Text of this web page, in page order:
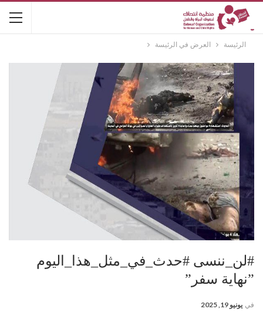
الرئيسة العرض في الرئيسة
#لن_ننسى #حدث_في_مثل_هذا_اليوم
”نهاية سفر”
في يونيو 19, 2025